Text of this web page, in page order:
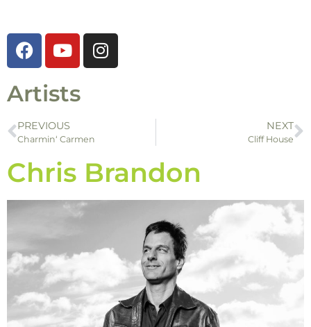
Artists
PREVIOUS
Charmin‘ Carmen
NEXT
Cliff House
Chris Brandon